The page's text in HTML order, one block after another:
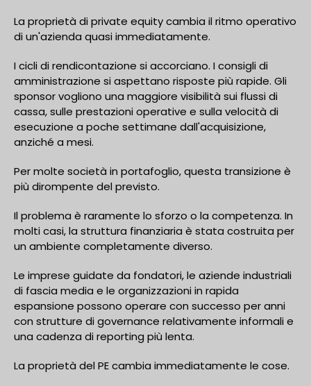
La proprietà di private equity cambia il ritmo operativo
di un'azienda quasi immediatamente.
I cicli di rendicontazione si accorciano. I consigli di
amministrazione si aspettano risposte più rapide. Gli
sponsor vogliono una maggiore visibilità sui flussi di
cassa, sulle prestazioni operative e sulla velocità di
esecuzione a poche settimane dall'acquisizione,
anziché a mesi.
Per molte società in portafoglio, questa transizione è
più dirompente del previsto.
Il problema è raramente lo sforzo o la competenza. In
molti casi, la struttura finanziaria è stata costruita per
un ambiente completamente diverso.
Le imprese guidate da fondatori, le aziende industriali
di fascia media e le organizzazioni in rapida
espansione possono operare con successo per anni
con strutture di governance relativamente informali e
una cadenza di reporting più lenta.
La proprietà del PE cambia immediatamente le cose.